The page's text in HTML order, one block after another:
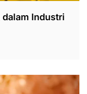
Industri